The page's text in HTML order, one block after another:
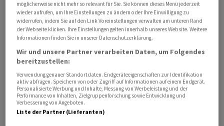
Russland werde nichts unversucht lassen, um für sich
eine Wende in dem Krieg zu erreichen und eine
Niederlage zu vermeiden. "Wir müssen dieses Szenario
der Russen zerstören", sagte Selenskyj. "Die Terroristen
müssen verlieren." Russland werde neue Reservisten
Ukraine wiederum müsse die zivilisierte Welt
mobilisieren.
Der 44-Jährige verurteilte in seiner Ansprache auch den
möglicherweise nicht mehr so relevant für Sie. Sie können dieses Menü jederzeit
wieder aufrufen, um Ihre Einstellungen zu ändern oder Ihre Einwilligung zu
widerrufen, indem Sie auf den Link Voreinstellungen verwalten am unteren Rand
der Webseite klicken. Ihre Einstellungen gelten innerhalb unseres Website. Weitere
Informationen finden Sie in unserer Datenschutzerklärung.
Wir und unsere Partner verarbeiten Daten, um Folgendes
bereitzustellen:
Verwendung genauer Standortdaten. Endgeräteeigenschaften zur Identifikation
aktiv abfragen. Speichern von oder Zugriff auf Informationen auf einem Endgerät.
Personalisierte Werbung und Inhalte, Messung von Werbeleistung und der
Performance von Inhalten, Zielgruppenforschung sowie Entwicklung und
Verbesserung von Angeboten.
Liste der Partner (Lieferanten)